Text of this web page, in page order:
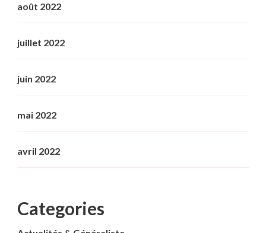
août 2022
juillet 2022
juin 2022
mai 2022
avril 2022
Categories